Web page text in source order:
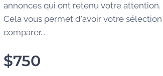
annonces qui ont retenu votre attention.
Cela vous permet d'avoir votre
comparer...
$750